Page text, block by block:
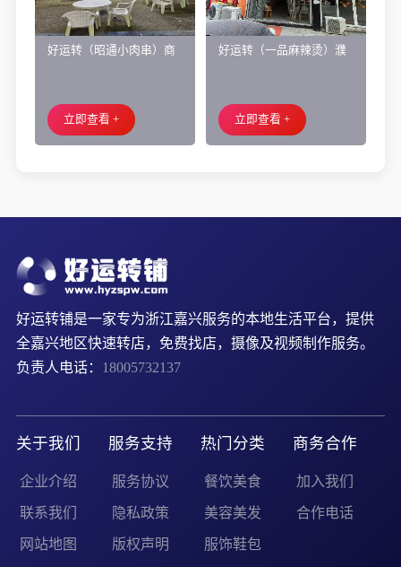
好运转（昭通小肉串）商
外摆、 房租2.2万/年
立即查看 +
好运转（一品麻辣烫）濮
小吃店转让
立即查看 +
好运转铺是一家专为浙江嘉兴服务的本地生活平台，提供
全嘉兴地区快速转店，免费找店，摄像及视频制作服务。
负责人电话： 18005732137
关于我们
企业介绍
联系我们
网站地图
服务支持
服务协议
隐私政策
版权声明
热门分类
餐饮美食
美容美发
服饰鞋包
商务合作
加入我们
合作电话